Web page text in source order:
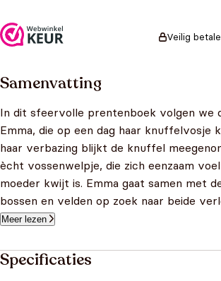
Veilig
Samenvatting
In dit sfeervolle prentenboek volgen we
Emma, die op een dag haar knuffelvosje
haar verbazing blijkt de knuffel
ècht vossenwelpje, die zich eenzaam
moeder kwijt is. Emma gaat samen met
bossen en velden op zoek naar beide
Meer lezen
Specificaties